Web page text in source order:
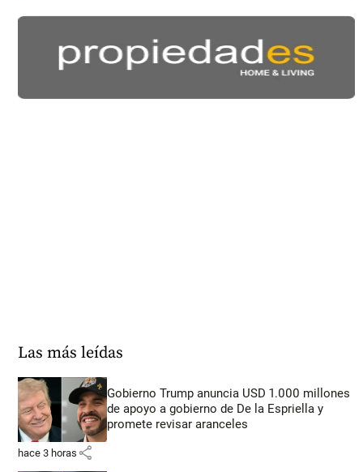
Las más leídas
Gobierno Trump anuncia USD 1.000 millones
de apoyo a gobierno de De la Espriella y
promete revisar aranceles
hace 3 horas share